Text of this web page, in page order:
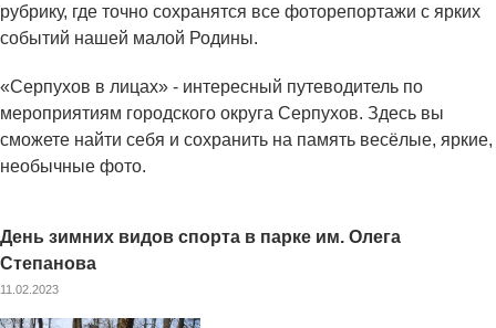
рубрику, где точно сохранятся все фоторепортажи с ярких
событий нашей малой Родины.
«Серпухов в лицах» - интересный путеводитель по
мероприятиям городского округа Серпухов. Здесь вы
сможете найти себя и сохранить на память весёлые, яркие,
необычные фото.
День зимних видов спорта в парке им. Олега
Степанова
11.02.2023